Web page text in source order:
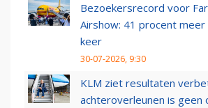
Bezoekersrecord voor
Airshow: 41 procent
keer
30-07-2026, 9:30
KLM ziet resultaten
achteroverleunen is geen